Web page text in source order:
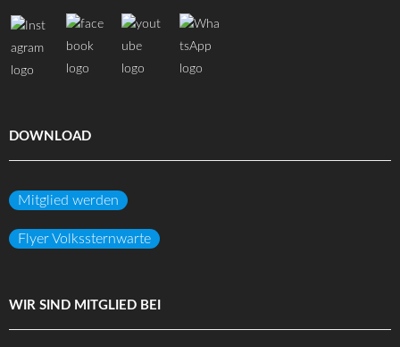
DOWNLOAD
Mitglied werden
Flyer Volkssternwarte
WIR SIND MITGLIED BEI